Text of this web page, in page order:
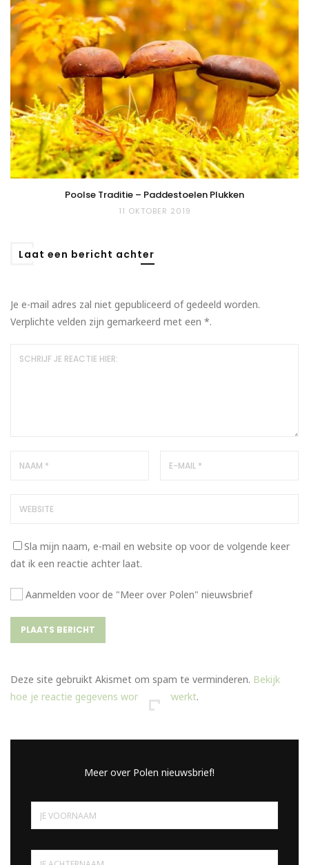
Poolse Traditie – Paddestoelen Plukken
11 OKTOBER 2019
Laat een bericht achter
Je e-mail adres zal niet gepubliceerd of gedeeld worden.
Verplichte velden zijn gemarkeerd met een *.
Sla mijn naam, e-mail en website op voor de volgende keer
dat ik een reactie achter laat.
Aanmelden voor de "Meer over Polen" nieuwsbrief
Deze site gebruikt Akismet om spam te verminderen. Bekijk
hoe je reactie gegevens worden verwerkt.
Meer over Polen nieuwsbrief!